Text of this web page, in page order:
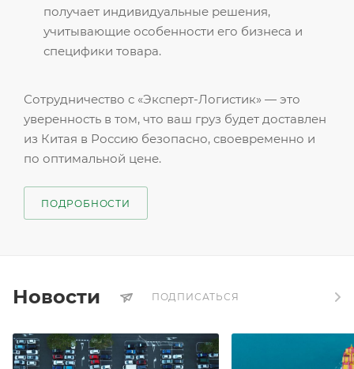
получает индивидуальные решения,
учитывающие особенности его бизнеса и
специфики товара.
Сотрудничество с «Эксперт-Логистик» — это
уверенность в том, что ваш груз будет доставлен
из Китая в Россию безопасно, своевременно и
по оптимальной цене.
ПОДРОБНОСТИ
Новости ПОДПИСАТЬСЯ